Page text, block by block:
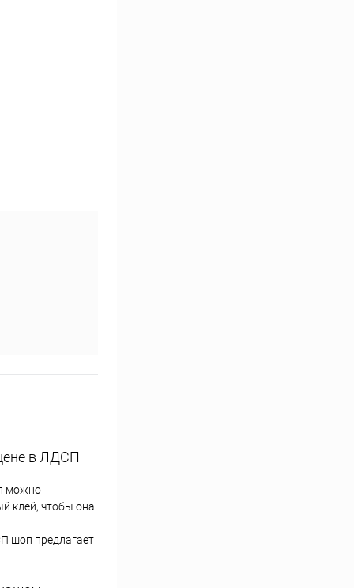
в ЛДСП
можно
клей, чтобы она
шоп предлагает